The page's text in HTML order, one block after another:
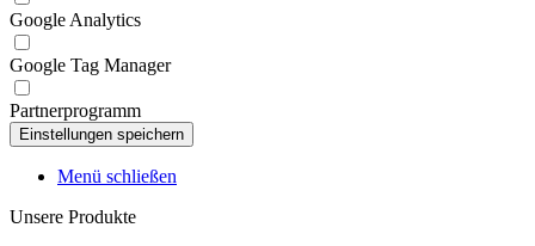
Google Analytics
Google Tag Manager
Partnerprogramm
Menü schließen
Unsere Produkte